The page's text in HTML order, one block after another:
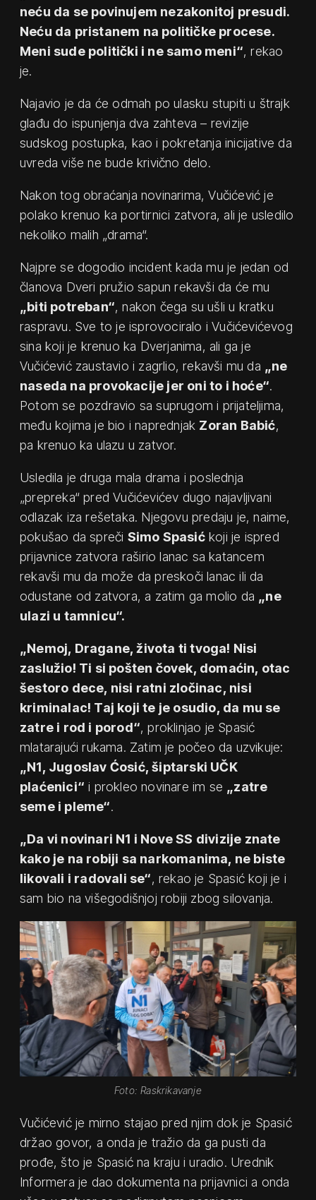
neću da se povinujem nezakonitoj presudi.
Neću da pristanem na političke procese.
Meni sude politički i ne samo meni“, rekao
je.
Najavio je da će odmah po ulasku stupiti u štrajk
glađu do ispunjenja dva zahteva – revizije
sudskog postupka, kao i pokretanja inicijative da
uvreda više ne bude krivično delo.
Nakon tog obraćanja novinarima, Vučićević je
polako krenuo ka portirnici zatvora, ali je usledilo
nekoliko malih „drama“.
Najpre se dogodio incident kada mu je jedan od
članova Dveri pružio sapun rekavši da će mu
„biti potreban“, nakon čega su ušli u kratku
raspravu. Sve to je isprovociralo i Vučićevićevog
sina koji je krenuo ka Dverjanima, ali ga je
Vučićević zaustavio i zagrlio, rekavši mu da „ne
naseda na provokacije jer oni to i hoće“.
Potom se pozdravio sa suprugom i prijateljima,
među kojima je bio i naprednjak Zoran Babić,
pa krenuo ka ulazu u zatvor.
Usledila je druga mala drama i poslednja
„prepreka“ pred Vučićevićev dugo najavljivani
odlazak iza rešetaka. Njegovu predaju je, naime,
pokušao da spreči Simo Spasićkoji je ispred
prijavnice zatvora raširio lanac sa katancem
rekavši mu da može da preskoči lanac ili da
odustane od zatvora, a zatim ga molio da „ne
ulazi u tamnicu“.
„Nemoj, Dragane, života ti tvoga! Nisi
zaslužio! Ti si pošten čovek, domaćin, otac
šestoro dece, nisi ratni zločinac, nisi
kriminalac! Taj koji te je osudio, da mu se
zatre i rod i porod“, proklinjao je Spasić
mlatarajući rukama. Zatim je počeo da uzvikuje:
„N1, Jugoslav Ćosić, šiptarski UČK
plaćenici“ i prokleo novinare im se „zatre
seme i pleme“.
„Da vi novinari N1 i Nove SS divizije znate
kako je na robiji sa narkomanima, ne biste
likovali i radovali se“, rekao je Spasić koji je i
sam bio na višegodišnjoj robiji zbog silovanja.
Foto: Raskrikavanje
Vučićević je mirno stajao pred njim dok je Spasić
držao govor, a onda je tražio da ga pusti da
prođe, što je Spasić na kraju i uradio. Urednik
Informera je dao dokumenta na prijavnici a onda